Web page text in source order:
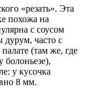
«резать». Эта
похожа на
с соусом
дурум, часто с
(там же, где
болоньезе),
у кусочка
8 мм.